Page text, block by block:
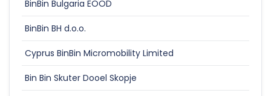
BinBin Bulgaria EOOD
BinBin BH d.o.o.
Cyprus BinBin Micromobility Limited
Bin Bin Skuter Dooel Skopje